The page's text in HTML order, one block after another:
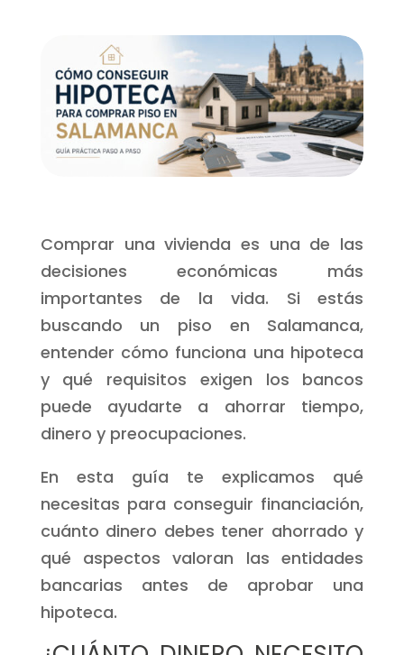
Comprar una vivienda es una de las
decisiones económicas más
importantes de la vida. Si estás
buscando un piso en Salamanca,
entender cómo funciona una hipoteca
y qué requisitos exigen los bancos
puede ayudarte a ahorrar tiempo,
dinero y preocupaciones.
En esta guía te explicamos qué
necesitas para conseguir financiación,
cuánto dinero debes tener ahorrado y
qué aspectos valoran las entidades
bancarias antes de aprobar una
hipoteca.